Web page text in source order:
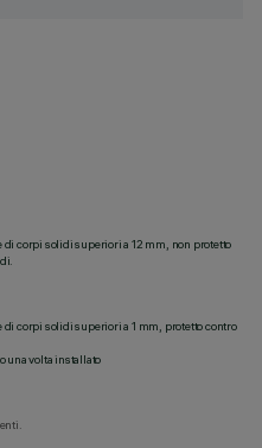
di corpi solidi superiori a 12 mm, non protetto
di corpi solidi superiori a 1 mm, protetto contro
una volta installato